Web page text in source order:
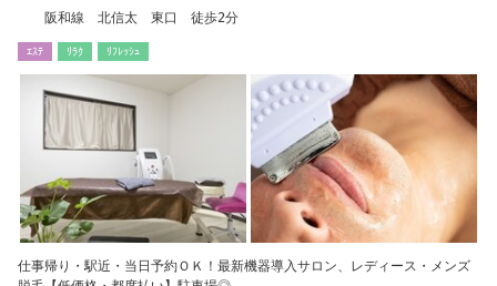
阪和線 北信太 東口 徒歩2分
ｴｽﾃ ﾘﾗｸ ﾘﾌﾚｯｼｭ
仕事帰り・駅近・当日予約ＯＫ！最新機器導入サロン、レディース・メンズ